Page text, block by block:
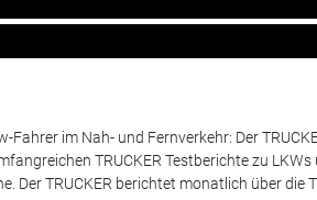
Fahrer im Nah- und Fernverkehr: Der
TRUCKER Testberichte zu
Der TRUCKER berichtet monatlich über